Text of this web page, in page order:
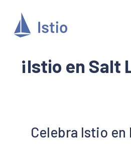
¡Istio en Salt
Celebra Istio en